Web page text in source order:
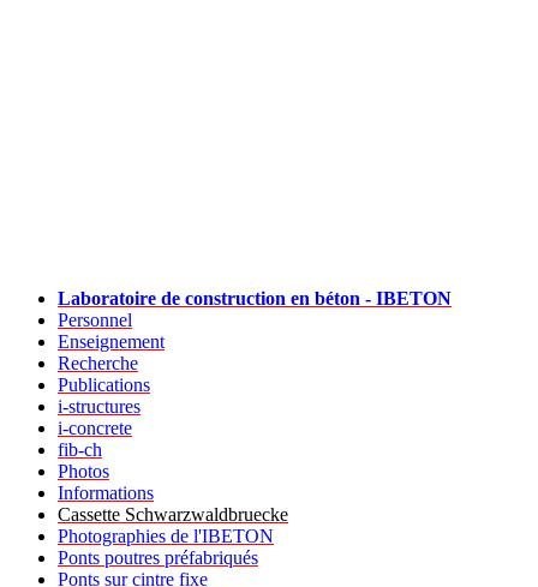
Laboratoire de construction en béton - IBETON
Personnel
Enseignement
Recherche
Publications
i-structures
i-concrete
fib-ch
Photos
Informations
Cassette Schwarzwaldbruecke
Photographies de l'IBETON
Ponts poutres préfabriqués
Ponts sur cintre fixe